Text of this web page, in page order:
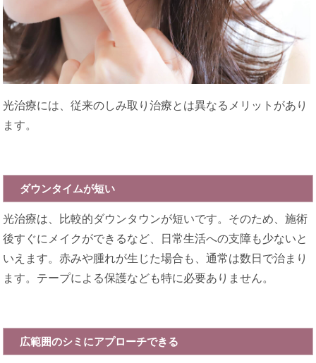
光治療には、従来のしみ取り治療とは異なるメリットがあり
ます。
ダウンタイムが短い
光治療は、比較的ダウンタウンが短いです。そのため、施術
後すぐにメイクができるなど、日常生活への支障も少ないと
いえます。赤みや腫れが生じた場合も、通常は数日で治まり
ます。テープによる保護なども特に必要ありません。
広範囲のシミにアプローチできる